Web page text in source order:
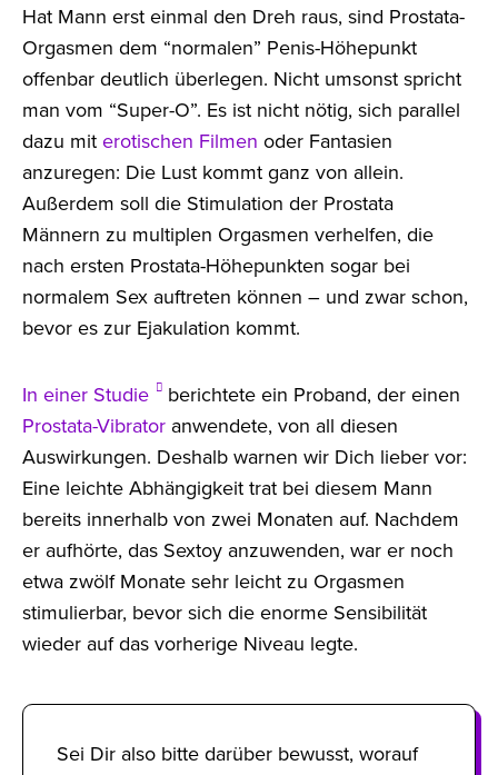
Hat Mann erst einmal den Dreh raus, sind Prostata-
Orgasmen dem “normalen” Penis-Höhepunkt
offenbar deutlich überlegen. Nicht umsonst spricht
man vom “Super-O”. Es ist nicht nötig, sich parallel
dazu mit erotischen Filmen oder Fantasien
anzuregen: Die Lust kommt ganz von allein.
Außerdem soll die Stimulation der Prostata
Männern zu multiplen Orgasmen verhelfen, die
nach ersten Prostata-Höhepunkten sogar bei
normalem Sex auftreten können – und zwar schon,
bevor es zur Ejakulation kommt.
In einer Studie
berichtete ein Proband, der einen
Prostata-Vibrator anwendete, von all diesen
Auswirkungen. Deshalb warnen wir Dich lieber vor:
Eine leichte Abhängigkeit trat bei diesem Mann
bereits innerhalb von zwei Monaten auf. Nachdem
er aufhörte, das Sextoy anzuwenden, war er noch
etwa zwölf Monate sehr leicht zu Orgasmen
stimulierbar, bevor sich die enorme Sensibilität
wieder auf das vorherige Niveau legte.
Sei Dir also bitte darüber bewusst, worauf